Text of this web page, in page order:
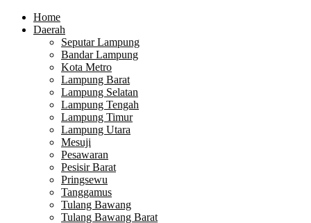
Home
Daerah
Seputar Lampung
Bandar Lampung
Kota Metro
Lampung Barat
Lampung Selatan
Lampung Tengah
Lampung Timur
Lampung Utara
Mesuji
Pesawaran
Pesisir Barat
Pringsewu
Tanggamus
Tulang Bawang
Tulang Bawang Barat